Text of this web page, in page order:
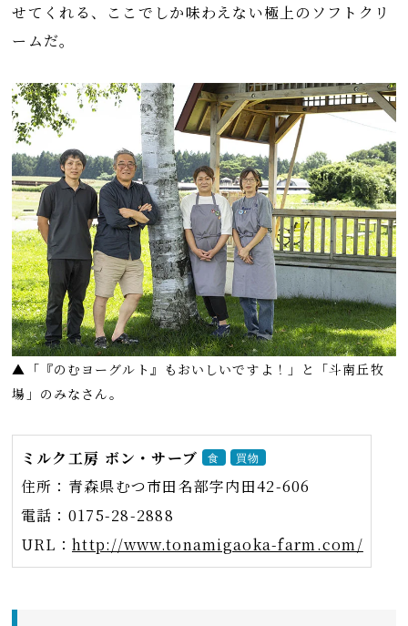
せてくれる、ここでしか味わえない極上のソフトクリ
ームだ。
▲「『のむヨーグルト』もおいしいですよ！」と「斗南丘牧
場」のみなさん。
ミルク工房 ボン・サーブ 食 買物
住所：青森県むつ市田名部字内田42-606
電話：0175-28-2888
URL： http://www.tonamigaoka-farm.com/